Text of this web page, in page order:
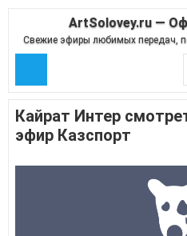
ArtSolovey.ru —
Свежие эфиры любимых передач,
Кайрат Интер
эфир Казспорт